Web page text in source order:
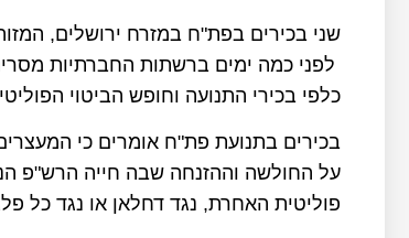
שני בכירים בפת"ח במזרח ירושלים,
לפני כמה ימים ברשתות החברתיות
כלפי בכירי התנועה וחופש הביטוי
בכירים בתנועת פת"ח אומרים כי
על החולשה וההזנחה שבה חייה הרש"פ
פוליטית האחרת, נגד דחלאן או נגד כל